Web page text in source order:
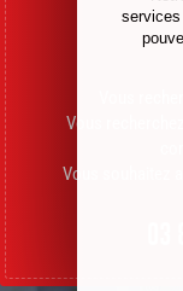
Vous
Vous souhaitez